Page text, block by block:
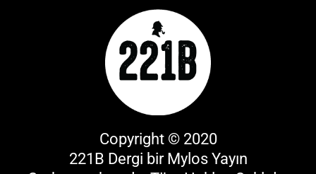
Copyright © 2020
221B Dergi bir Mylos Yayın